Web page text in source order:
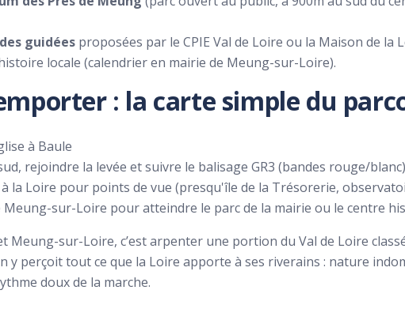
guidées proposées par le CPIE Val de Loire ou la Maison de la
locale (calendrier en mairie de Meung-sur-Loire).
: la carte simple du
à Baule
rejoindre la levée et suivre le balisage GR3 (bandes rouge/blanc)
à la Loire pour points de vue (presqu'île de la Trésorerie,
sur-Loire pour atteindre le parc de la mairie ou le centre
Meung-sur-Loire, c’est arpenter une portion du Val de Loire
y perçoit tout ce que la Loire apporte à ses riverains : nature
doux de la marche.